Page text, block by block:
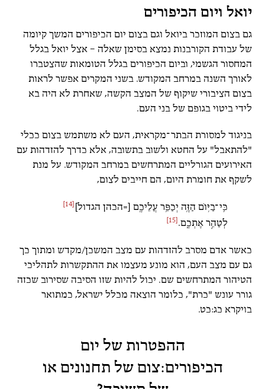
יואל ויום הכיפורים
גם בצום המוזכר ביואל וגם בצום יום הכיפורים המשך קיומה
של עבודת הקורבנות נמצא בסימן שאלה – אצל יואל בגלל
המחסור הגשמי, וביום הכיפורים בגלל הטומאות שהצטברו
לאורך השנה במרחב המקודש. בשני המקרים אפשר לראות
בצום הציבורי שיקוף של המצב הקשה, שאחרת לא היה בא
לידי ביטוי בגופם של בני העם.
בניגוד למסורת הבתר־מקראית, העם לא משתמש בצום ככלי
"להתאבל" על החטא ולשוב בתשובה, אלא כדרך להזדהות עם
האירועים הגורליים המתרחשים במרחב המקודש. על מנת
לשקף את חומרת היום, הם חייבים לצום,
כִּֽי־בַיּ֥וֹם הַזֶּ֛ה יְכַפֵּ֥ר עֲלֵיכֶ֖ם [=הכהן הגדול] [14]
לְטַהֵ֣ר אֶתְכֶ֑ם.[15]
כאשר אדם מסרב להזדהות עם מצב המשכן/מקדש ומתוך כך
גם עם מצב העם, הוא מונע מעצמו את ההתקשרות לתהליכי
הטיהור המתרחשים שם. יכול להיות שזו הסיבה שסירוב שכזה
גורר עונש "כרת", כלומר הוצאה מכלל ישראל, כמתואר
בויקרא כג:כט.
ההפטרות של יום
הכיפורים:צום של תחנונים או